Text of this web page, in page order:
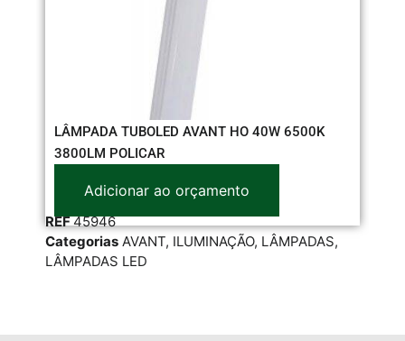
LÂMPADA TUBOLED AVANT HO 40W 6500K
3800LM POLICAR
Adicionar ao orçamento
REF45946
Categorias AVANT, ILUMINAÇÃO, LÂMPADAS,
LÂMPADAS LED